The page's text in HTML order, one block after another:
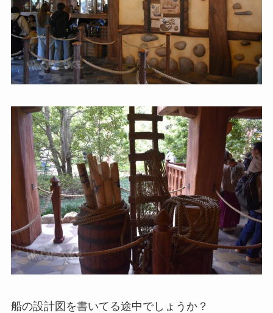
船の設計図を書いてる途中でしょうか？